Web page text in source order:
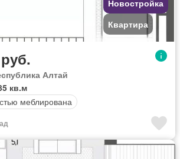
Новостройка
Квартира
Алтай
кв.м
меблирована